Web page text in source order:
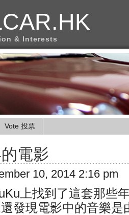
& Interests
Vote 投票
電影
10, 2014 2:16 pm
上找到了這套那些
發現電影中的音樂是